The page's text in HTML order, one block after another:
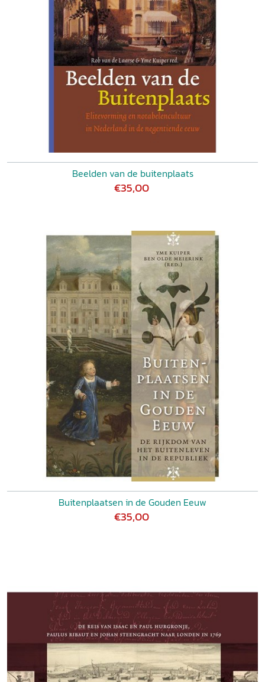
Beelden van de buitenplaats
€35,00
Buitenplaatsen in de Gouden Eeuw
€35,00